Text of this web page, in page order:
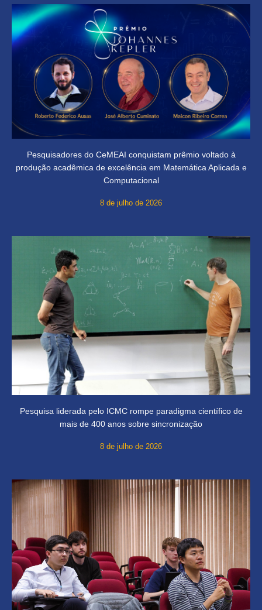
Pesquisadores do CeMEAI conquistam prêmio voltado à
produção acadêmica de excelência em Matemática Aplicada e
Computacional
8 de julho de 2026
Pesquisa liderada pelo ICMC rompe paradigma científico de
mais de 400 anos sobre sincronização
8 de julho de 2026